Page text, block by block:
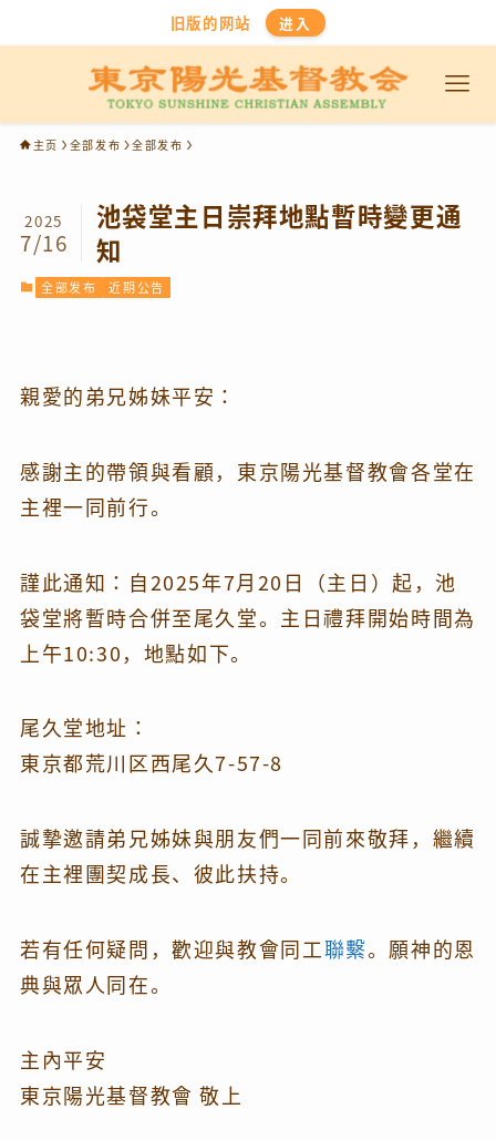
旧版的网站 进入
主页 全部发布 全部发布
池袋堂主日崇拜地點暫時變更通
知
2025
7/16
全部发布 近期公告
親愛的弟兄姊妹平安：
感謝主的帶領與看顧，東京陽光基督教會各堂在
主裡一同前行。
謹此通知：自2025年7月20日（主日）起，池
袋堂將暫時合併至尾久堂。主日禮拜開始時間為
上午10:30，地點如下。
尾久堂地址：
東京都荒川区西尾久7-57-8
誠摯邀請弟兄姊妹與朋友們一同前來敬拜，繼續
在主裡團契成長、彼此扶持。
若有任何疑問，歡迎與教會同工聯繫。願神的恩
典與眾人同在。
主內平安
東京陽光基督教會 敬上